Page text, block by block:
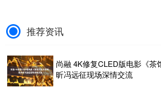
推荐资讯
尚融 4K修复CLED版电影《茶
昕冯远征现场深情交流